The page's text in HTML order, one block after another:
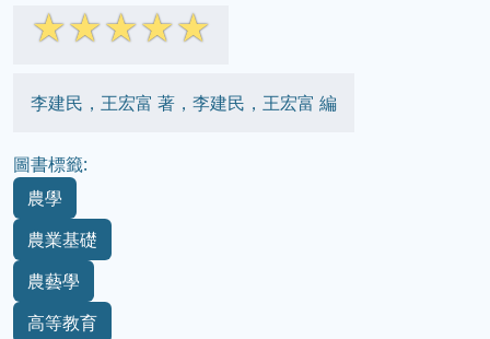
☆☆☆☆☆
李建民，王宏富 著，李建民，王宏富 編
圖書標籤:
農學
農業基礎
農藝學
高等教育